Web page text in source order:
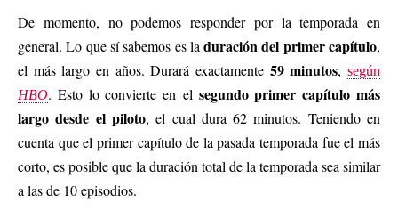
De momento, no podemos responder por la temporada en
general. Lo que sí sabemos es laduración del primer capítulo,
el más largo en años. Durará exactamente 59 minutos,según
HBO. Esto lo convierte en el segundo primer capítulo más
largo desde el piloto, el cual dura 62 minutos. Teniendo en
cuenta que el primer capítulo de la pasada temporada fue el más
corto, es posible que la duración total de la temporada sea similar
a las de 10 episodios.